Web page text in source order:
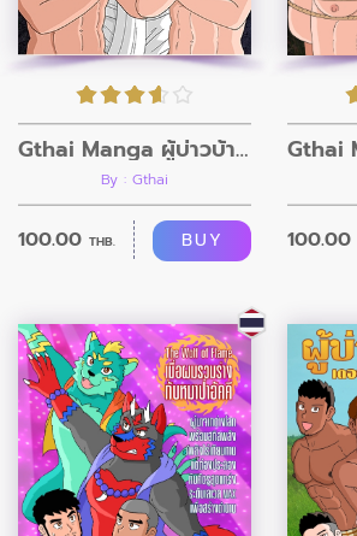
Gthai Manga ผู้บ่าวบ้านนา ตอนที่6
By : Gthai
100.00 THB. BUY 100.00